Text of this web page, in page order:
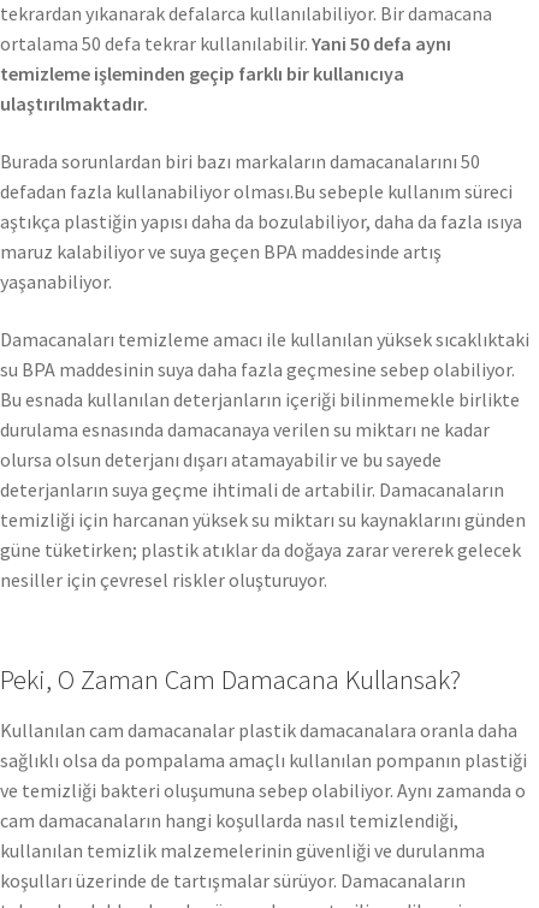
tekrardan yıkanarak defalarca kullanılabiliyor. Bir damacana
ortalama 50 defa tekrar kullanılabilir. Yani 50 defa aynı
temizleme işleminden geçip farklı bir kullanıcıya
ulaştırılmaktadır.
Burada sorunlardan biri bazı markaların damacanalarını 50
defadan fazla kullanabiliyor olması.Bu sebeple kullanım süreci
aştıkça plastiğin yapısı daha da bozulabiliyor, daha da fazla ısıya
maruz kalabiliyor ve suya geçen BPA maddesinde artış
yaşanabiliyor.
Damacanaları temizleme amacı ile kullanılan yüksek sıcaklıktaki
su BPA maddesinin suya daha fazla geçmesine sebep olabiliyor.
Bu esnada kullanılan deterjanların içeriği bilinmemekle birlikte
durulama esnasında damacanaya verilen su miktarı ne kadar
olursa olsun deterjanı dışarı atamayabilir ve bu sayede
deterjanların suya geçme ihtimali de artabilir. Damacanaların
temizliği için harcanan yüksek su miktarı su kaynaklarını günden
güne tüketirken; plastik atıklar da doğaya zarar vererek gelecek
nesiller için çevresel riskler oluşturuyor.
Peki, O Zaman Cam Damacana Kullansak?
Kullanılan cam damacanalar plastik damacanalara oranla daha
sağlıklı olsa da pompalama amaçlı kullanılan pompanın plastiği
ve temizliği bakteri oluşumuna sebep olabiliyor. Aynı zamanda o
cam damacanaların hangi koşullarda nasıl temizlendiği,
kullanılan temizlik malzemelerinin güvenliği ve durulanma
koşulları üzerinde de tartışmalar sürüyor. Damacanaların